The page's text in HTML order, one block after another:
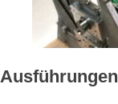
Ausführungen